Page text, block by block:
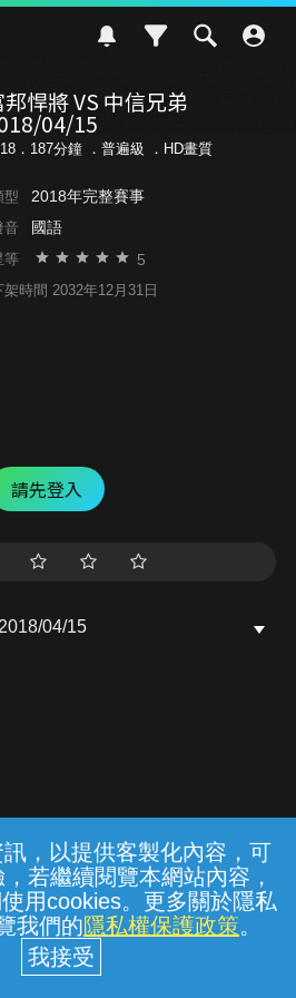
，以提供客製化內容，可
若繼續閱覽本網站內容，
用cookies。更多關於隱私
我們的隱私權保護政策。
邦悍將 VS 中信兄弟
04/15
．187分鐘 ． 普遍級 ．HD畫質
型 2018年完整賽事
音 國語
等 5
架時間 2032年12月31日
請先登入
04/15
服務條款 隱私權保護
限公司個人家庭分公司
96979949) © 2026
{{notifyMsg}}